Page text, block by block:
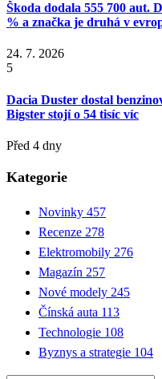
Škoda dodala 555 700 aut.
% a značka je druhá v
24. 7. 2026
5
Dacia Duster dostal
Bigster stojí o 54 tisíc víc
Před 4 dny
Kategorie
Novinky 457
Recenze 278
Elektromobily 276
Magazín 257
Nové modely 245
Čínská auta 113
Technologie 108
Byznys a strategie 104